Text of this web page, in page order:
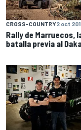
CROSS-COUNTRY2 oct
Rally de Marruecos,
batalla previa al